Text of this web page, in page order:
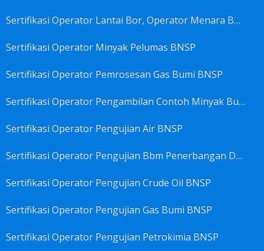
Sertifikasi Operator Lantai Bor, Operator Menara Bor, Juru Bor, Ahli Pengendali Pengeboran BNSP
Sertifikasi Operator Minyak Pelumas BNSP
Sertifikasi Operator Pemrosesan Gas Bumi BNSP
Sertifikasi Operator Pengambilan Contoh Minyak Bumi, Gas Bumi, Bbm- Bbn- Pelumas, Udara, Limbah, Air BNSP
Sertifikasi Operator Pengujian Air BNSP
Sertifikasi Operator Pengujian Bbm Penerbangan Dan Non Penerbangan BNSP
Sertifikasi Operator Pengujian Crude Oil BNSP
Sertifikasi Operator Pengujian Gas Bumi BNSP
Sertifikasi Operator Pengujian Petrokimia BNSP